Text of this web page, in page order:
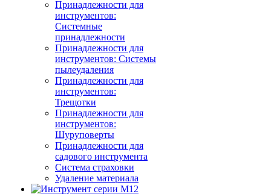
Принадлежности для
инструментов:
Системные
принадлежности
Принадлежности для
инструментов: Системы
пылеудаления
Принадлежности для
инструментов:
Трещотки
Принадлежности для
инструментов:
Шуруповерты
Принадлежности для
садового инструмента
Система страховки
Удаление материала